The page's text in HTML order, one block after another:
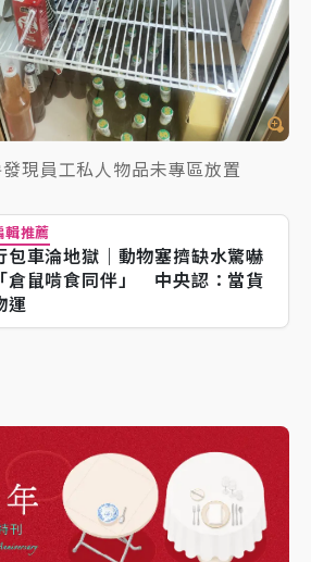
現員工私人物品未專區放置
輯推薦
包車淪地獄｜動物塞擠缺水驚嚇
「倉鼠啃食同伴」 中央認：當貨
運